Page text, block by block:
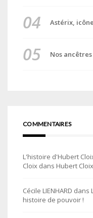
Astérix,
Nos
COMMENTAIRES
L'histoire d'Hubert
Cloix dans Hubert
Cécile LIENHARD dans
histoire de pouvoir !